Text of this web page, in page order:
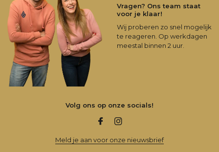
Vragen? Ons team staat
voor je klaar!
Wij proberen zo snel mogelijk
te reageren. Op werkdagen
meestal binnen 2 uur.
Volg ons op onze socials!
Meld je aan voor onze nieuwsbrief